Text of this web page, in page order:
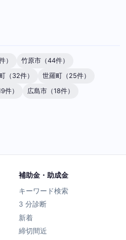
）
竹原市（44件）
（32件）
世羅町（25件）
件）
広島市（18件）
補助金・助成金
キーワード検索
3 分診断
新着
締切間近